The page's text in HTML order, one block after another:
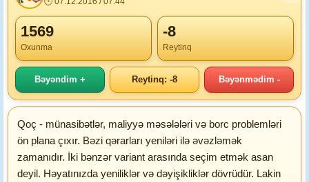
1569
Oxunma
-8
Reytinq
Bəyəndim + Reytinq: -8 Bəyənmədim -
Qoç - münasibətlər, maliyyə məsələləri və borc problemləri
ön plana çıxır. Bəzi qərarları yeniləri ilə əvəzləmək
zamanıdır. İki bənzər variant arasında seçim etmək asan
deyil. Həyatınızda yeniliklər və dəyişikliklər dövrüdür. Lakin